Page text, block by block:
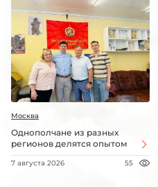
Москва
Однополчане из разных
регионов делятся опытом
7 августа 2026 55